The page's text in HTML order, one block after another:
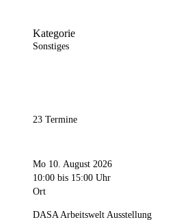
Kategorie
Sonstiges
23 Termine
Mo 10. August 2026
10:00 bis 15:00 Uhr
Ort
DASA Arbeitswelt Ausstellung